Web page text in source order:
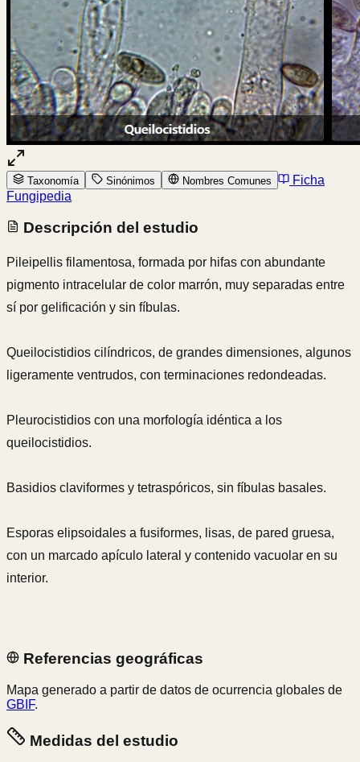
Taxonomía Sinónimos Nombres Comunes
Ficha
Fungipedia
Descripción del estudio
Pileipellis filamentosa, formada por hifas con abundante
pigmento intracelular de color marrón, muy separadas entre
sí por gelificación y sin fíbulas.
Queilocistidios cilíndricos, de grandes dimensiones, algunos
ligeramente ventrudos, con terminaciones redondeadas.
Pleurocistidios con una morfología idéntica a los
queilocistidios.
Basidios claviformes y tetraspóricos, sin fíbulas basales.
Esporas elipsoidales a fusiformes, lisas, de pared gruesa,
con un marcado apículo lateral y contenido vacuolar en su
interior.
Referencias geográficas
Mapa generado a partir de datos de ocurrencia globales de
GBIF.
Medidas del estudio